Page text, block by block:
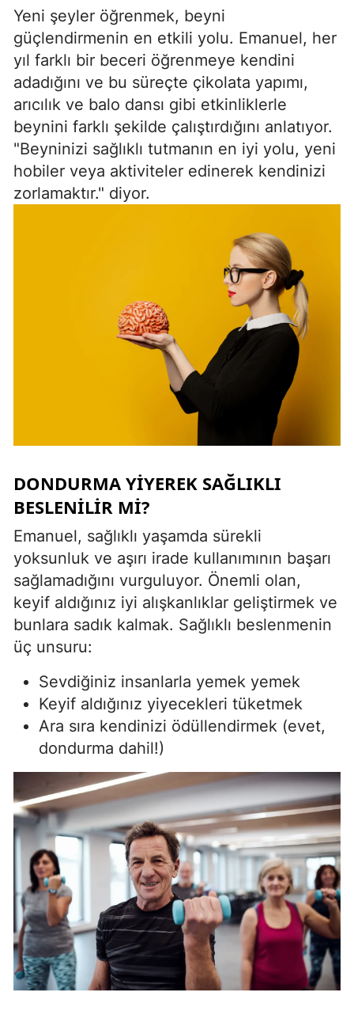
Yeni şeyler öğrenmek, beyni
güçlendirmenin en etkili yolu. Emanuel, her
yıl farklı bir beceri öğrenmeye kendini
adadığını ve bu süreçte çikolata yapımı,
arıcılık ve balo dansı gibi etkinliklerle
beynini farklı şekilde çalıştırdığını anlatıyor.
"Beyninizi sağlıklı tutmanın en iyi yolu, yeni
hobiler veya aktiviteler edinerek kendinizi
zorlamaktır." diyor.
DONDURMA YIYEREK SAĞLIKLI
BESLENILIR MI?
Emanuel, sağlıklı yaşamda sürekli
yoksunluk ve aşırı irade kullanımının başarı
sağlamadığını vurguluyor. Önemli olan,
keyif aldığınız iyi alışkanlıklar geliştirmek ve
bunlara sadık kalmak. Sağlıklı beslenmenin
üç unsuru:
Sevdiğiniz insanlarla yemek yemek
Keyif aldığınız yiyecekleri tüketmek
Ara sıra kendinizi ödüllendirmek (evet,
dondurma dahil!)